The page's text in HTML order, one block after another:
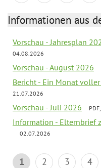
Informationen aus
Vorschau - Jahresplan
04.08.2026
Vorschau - August 2026
Bericht - Ein Monat
21.07.2026
Vorschau - Juli 2026
Information - Elternbrief
02.07.2026
1 2 3 4